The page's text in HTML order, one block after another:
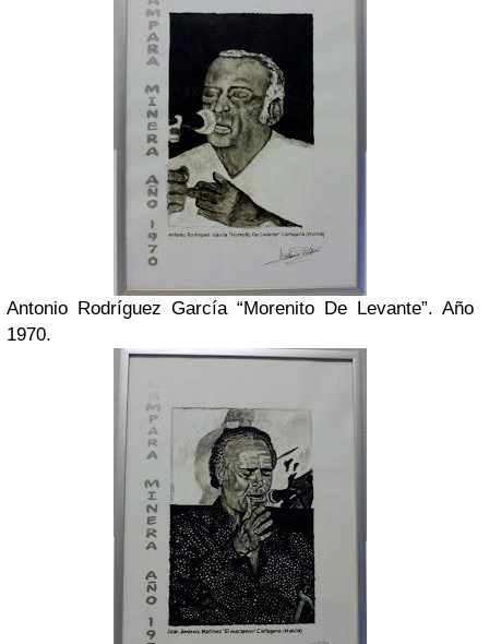
Antonio Rodríguez García “Morenito De Levante”. Año
1970.